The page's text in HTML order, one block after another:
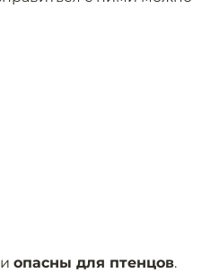
опасны для птенцов.